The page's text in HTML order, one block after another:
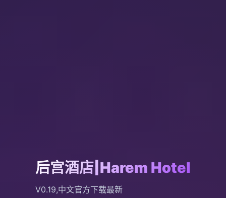
后宫酒店|Harem Hotel
V0.19,中文官方下载最新